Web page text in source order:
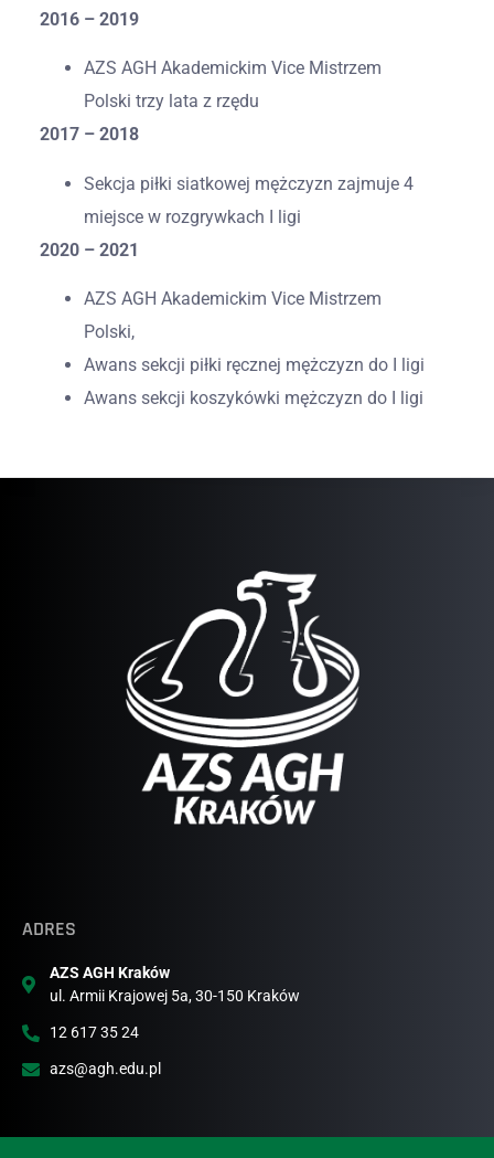
2016 – 2019
AZS AGH Akademickim Vice Mistrzem
Polski trzy lata z rzędu
2017 – 2018
Sekcja piłki siatkowej mężczyzn zajmuje 4
miejsce w rozgrywkach I ligi
2020 – 2021
AZS AGH Akademickim Vice Mistrzem
Polski,
Awans sekcji piłki ręcznej mężczyzn do I ligi
Awans sekcji koszykówki mężczyzn do I ligi
ADRES
AZS AGH Kraków
ul. Armii Krajowej 5a, 30-150 Kraków
12 617 35 24
azs@agh.edu.pl